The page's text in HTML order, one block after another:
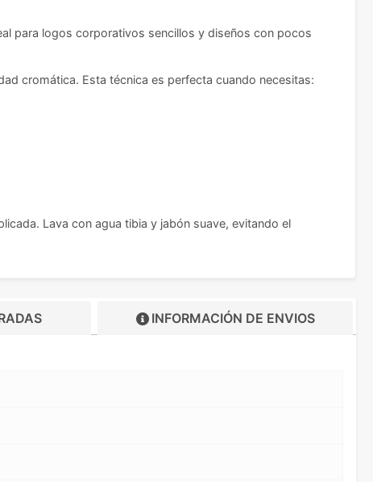
para logos corporativos sencillos y diseños con pocos
cromática. Esta técnica es perfecta cuando necesitas:
Lava con agua tibia y jabón suave, evitando el
INFORMACIÓN DE ENVIOS